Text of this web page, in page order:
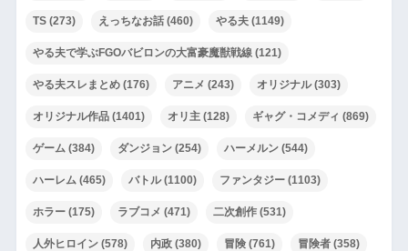
TS(273) えっちなお話(460) やる夫(1149)
やる夫で学ぶFGOバビロンの大富豪魔獣戦線(121)
やる夫スレまとめ(176) アニメ (243) オリジナル(303)
オリジナル作品(1401) オリ主(128) ギャグ・コメディ (869)
ゲーム (384) ダンジョン(254) ハーメルン(544)
ハーレム (465) バトル(1100) ファンタジー(1103)
ホラー(175) ラブコメ (471) 二次創作(531)
人外ヒロイン(578) 内政(380) 冒険(761) 冒険者(358)